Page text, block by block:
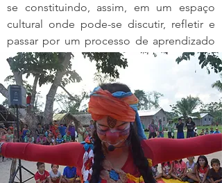
se constituindo, assim, em um espaço
cultural onde pode-se discutir, refletir e
passar por um processo de aprendizado
por meio da troca de conhecimento.